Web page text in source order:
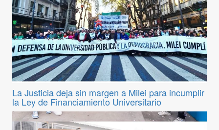
La Justicia deja sin margen a Milei para incumplir
la Ley de Financiamiento Universitario